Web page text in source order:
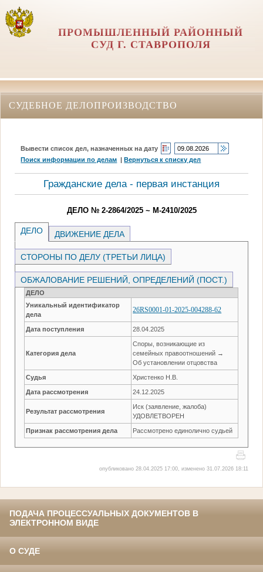
ПРОМЫШЛЕННЫЙ РАЙОННЫЙ
СУД Г. СТАВРОПОЛЯ
СУДЕБНОЕ ДЕЛОПРОИЗВОДСТВО
Вывести список дел, назначенных на дату
Поиск информации по делам |Вернуться к списку дел
Гражданские дела - первая инстанция
ДЕЛО № 2-2864/2025 ~ М-2410/2025
ДЕЛО ДВИЖЕНИЕ ДЕЛА
СТОРОНЫ ПО ДЕЛУ (ТРЕТЬИ ЛИЦА)
ОБЖАЛОВАНИЕ РЕШЕНИЙ, ОПРЕДЕЛЕНИЙ (ПОСТ.)
ДЕЛО
Уникальный идентификатор
дела
26RS0001-01-2025-004288-62
Дата поступления 28.04.2025
Категория дела
Споры, возникающие из
семейных правоотношений →
Об установлении отцовства
Судья Христенко Н.В.
Дата рассмотрения 24.12.2025
Результат рассмотрения
Иск (заявление, жалоба)
УДОВЛЕТВОРЕН
Признак рассмотрения дела Рассмотрено единолично судьей
опубликовано 28.04.2025 17:00, изменено 31.07.2026 18:11
ПОДАЧА ПРОЦЕССУАЛЬНЫХ ДОКУМЕНТОВ В
ЭЛЕКТРОННОМ ВИДЕ
О СУДЕ